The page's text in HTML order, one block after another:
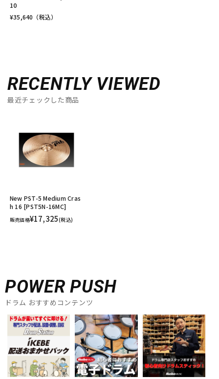
10
¥35,640 （税込）
RECENTLY VIEWED
最近チェックした商品
New PST-5 Medium Cras
h 16 [PST5N-16MC]
販売価格¥17,325(税込)
POWER PUSH
ドラム おすすめコンテンツ